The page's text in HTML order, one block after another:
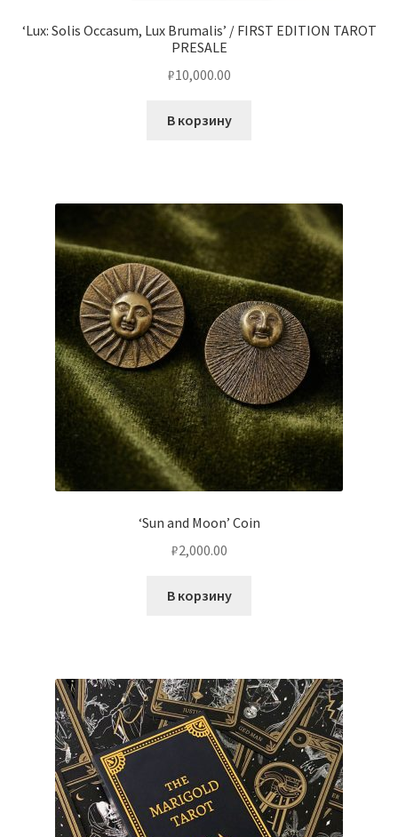
Чистка кондиционеров
‘Lux: Solis Occasum, Lux Brumalis’ / FIRST EDITION TAROT
PRESALE
₽10,000.00
В корзину
‘Sun and Moon’ Coin
₽2,000.00
В корзину